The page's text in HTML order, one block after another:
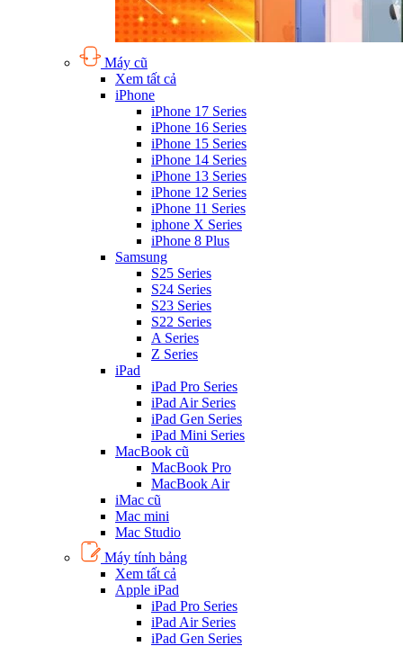
Máy cũ
Xem tất cả
iPhone
iPhone 17 Series
iPhone 16 Series
iPhone 15 Series
iPhone 14 Series
iPhone 13 Series
iPhone 12 Series
iPhone 11 Series
iphone X Series
iPhone 8 Plus
Samsung
S25 Series
S24 Series
S23 Series
S22 Series
A Series
Z Series
iPad
iPad Pro Series
iPad Air Series
iPad Gen Series
iPad Mini Series
MacBook cũ
MacBook Pro
MacBook Air
iMac cũ
Mac mini
Mac Studio
Máy tính bảng
Xem tất cả
Apple iPad
iPad Pro Series
iPad Air Series
iPad Gen Series